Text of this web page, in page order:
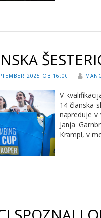
2025 OB 16:00
V
14-članska
napreduje v
Janja
Krampl, v